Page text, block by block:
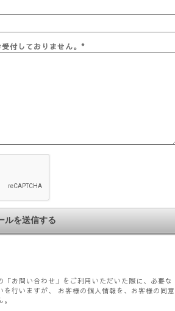
付しておりません。 *
お問い合わせ」をご利用いただいた際に、必要な
行いますが、 お客様の個人情報を、お客様の同意